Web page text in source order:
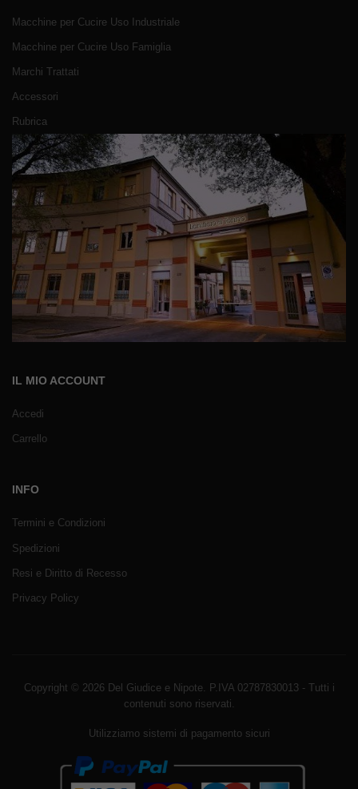
Macchine per Cucire Uso Industriale
Macchine per Cucire Uso Famiglia
Marchi Trattati
Accessori
Rubrica
IL MIO ACCOUNT
Accedi
Carrello
INFO
Termini e Condizioni
Spedizioni
Resi e Diritto di Recesso
Privacy Policy
Copyright © 2026 Del Giudice e Nipote. P.IVA 02787830013 - Tutti i
contenuti sono riservati.
Utilizziamo sistemi di pagamento sicuri